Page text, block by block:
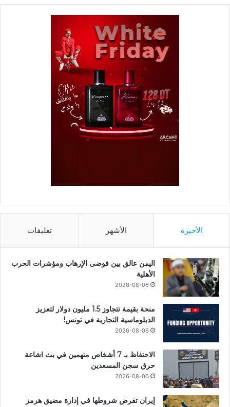
الأخيرة الأشهر تعليقات
اليمن عالق بين فوضى الإرهاب ومؤشرات الحرب
الأهلية
2026-08-06
منحة بقيمة تتجاوز 1.5 مليون دولار لتعزيز
الدبلوماسية التجارية في تونس!
2026-08-06
الاحتفاظ بـ 7 أشخاص متهمين في بث اشاعة
حرق سجن المسعدين
2026-08-06
إيران تفرض شروطها في إدارة مضيق هرمز